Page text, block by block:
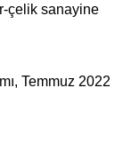
çelik sanayine
Temmuz 2022